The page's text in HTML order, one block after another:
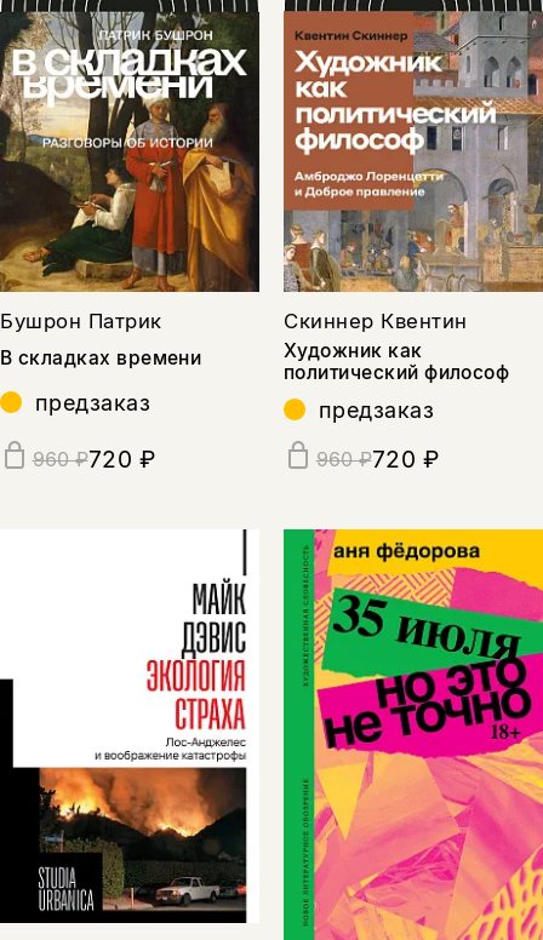
Бушрон Патрик
В складках времени
предзаказ
960 ₽720 ₽
Скиннер Квентин
Художник как
политический философ
предзаказ
960 ₽720 ₽